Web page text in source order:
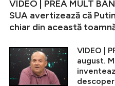
VIDEO | PREA MULT
SUA avertizează că
chiar din această
VIDEO |
august.